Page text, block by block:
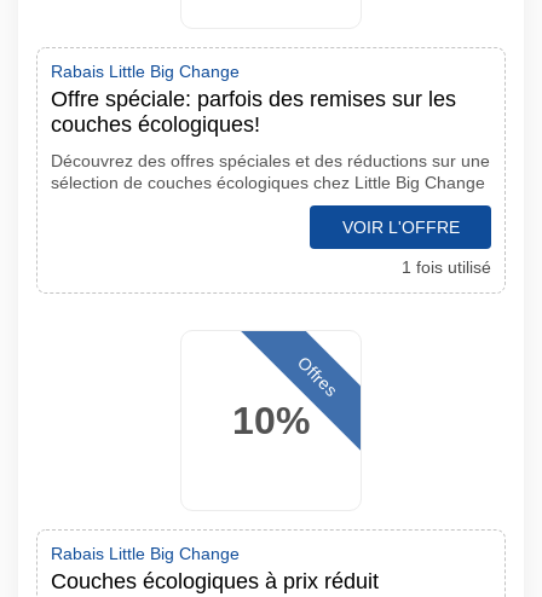
Rabais Little Big Change
Offre spéciale: parfois des remises sur les
couches écologiques!
Découvrez des offres spéciales et des réductions sur une
sélection de couches écologiques chez Little Big Change
VOIR L'OFFRE
1 fois utilisé
10%
Offres
Rabais Little Big Change
Couches écologiques à prix réduit